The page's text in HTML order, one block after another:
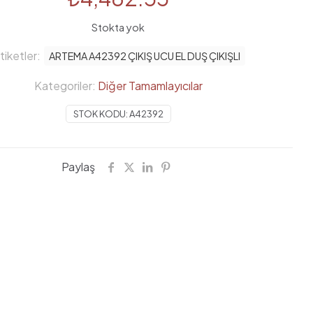
Stokta yok
STOK KODU:A42392
Kategoriler: Diğer Tamamlayıcılar
ARTEMA A42392 ÇIKIŞ UCU EL DUŞ ÇIKIŞLI
Paylaş